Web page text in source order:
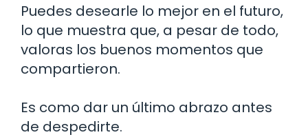
Puedes desearle lo mejor en el futuro,
lo que muestra que, a pesar de todo,
valoras los buenos momentos que
compartieron.
Es como dar un último abrazo antes
de despedirte.